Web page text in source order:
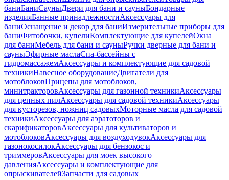
баниБаниСауныДвери для бани и сауныБондарные
изделияБанные принадлежностиАксессуары для
баниОснащение и декор для баниИзмерительные приборы для
баниФитобочки, купелиКомплектующие для купелейОкна
для баниМебель для бани и сауныРучки дверные для бани и
сауныЭфирные маслаСпа-бассейны с
гидромассажемАксессуары и комплектующие для садовой
техникиНавесное оборудованиеДвигатели для
мотоблоковПрицепы для мотоблоков,
минитракторовАксессуары для газонной техникиАксессуары
для цепных пилАксессуары для садовой техникиАксессуары
для кусторезов, ножниц садовыхМоторные масла для садовой
техникиАксессуары для аэратоторов и
скарификаторовАксессуары для культиваторов и
мотоблоковАксессуары для воздуходувокАксессуары для
газонокосилокАксессуары для бензокос и
триммеровАксессуары для моек высокого
давленияАксессуары и комплектующие для
опрыскивателейЗапчасти для садовых